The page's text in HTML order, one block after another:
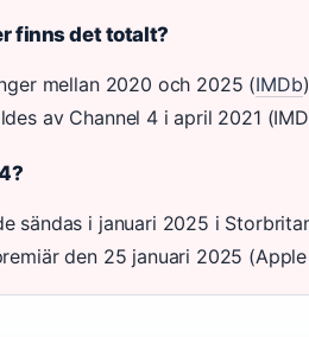
finns det totalt?
mellan 2020 och 2025 (IMDb)
av Channel 4 i april 2021
sändas i januari 2025 i
den 25 januari 2025